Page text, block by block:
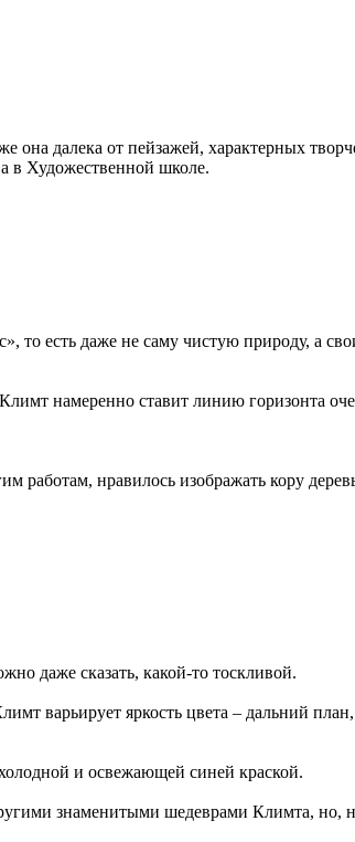
она далека от пейзажей, характерных
в Художественной школе.
то есть даже не саму чистую природу, а
намеренно ставит линию горизонта
работам, нравилось изображать кору
даже сказать, какой-то тоскливой.
варьирует яркость цвета – дальний
и освежающей синей краской.
знаменитыми шедеврами Климта, но,